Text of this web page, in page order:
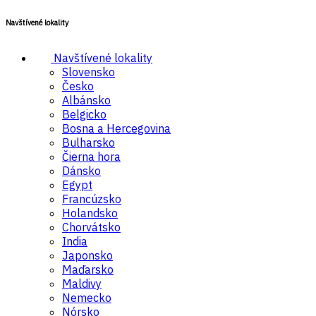
Navštívené lokality
Navštívené lokality
Slovensko
Česko
Albánsko
Belgicko
Bosna a Hercegovina
Bulharsko
Čierna hora
Dánsko
Egypt
Francúzsko
Holandsko
Chorvátsko
India
Japonsko
Maďarsko
Maldivy
Nemecko
Nórsko